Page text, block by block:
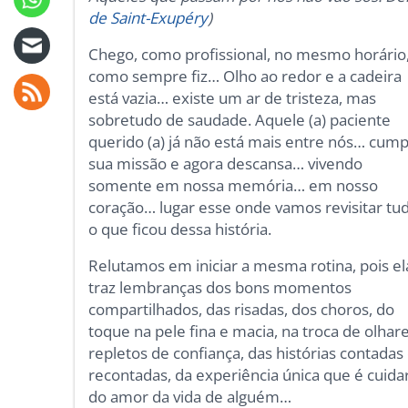
de Saint-Exupéry)
Chego, como profissional, no mesmo
como sempre fiz… Olho ao redor e a cadeira
está vazia… existe um ar de tristeza, mas
sobretudo de saudade. Aquele (a) paciente
querido (a) já não está mais entre nós…
sua missão e agora descansa… vivendo
somente em nossa memória… em nosso
coração… lugar esse onde vamos revisitar
o que ficou dessa história.
Relutamos em iniciar a mesma rotina, pois
traz lembranças dos bons momentos
compartilhados, das risadas, dos choros, do
toque na pele fina e macia, na troca de
repletos de confiança, das histórias contadas
recontadas, da experiência única que é
do amor da vida de alguém…